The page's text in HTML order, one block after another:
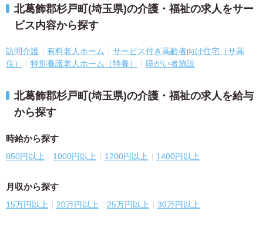
北葛飾郡杉戸町(埼玉県)の介護・福祉の求人をサー
ビス内容から探す
訪問介護 有料老人ホーム
サービス付き高齢者向け住宅（サ高
住）
特別養護老人ホーム（特養） 障がい者施設
北葛飾郡杉戸町(埼玉県)の介護・福祉の求人を給与
から探す
時給から探す
850円以上 1000円以上 1200円以上 1400円以上
月収から探す
15万円以上 20万円以上 25万円以上 30万円以上